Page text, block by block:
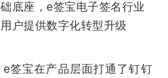
底座，e签宝电子签名行业
户提供数字化转型升级
签宝在产品层面打通了钉钉